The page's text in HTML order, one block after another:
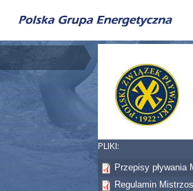
PLIKI:
Przepisy pływania
Regulamin